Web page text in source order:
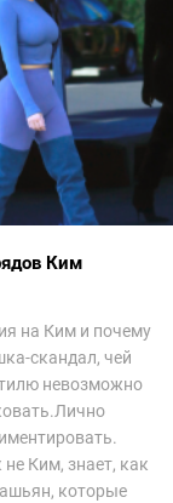
Ким
на Ким и почему
скандал, чей
невозможно
Ким, знает, как
которые